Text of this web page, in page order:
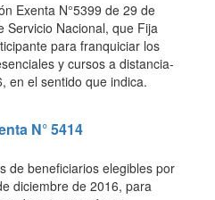
Exenta N°5399 de 29 de
Servicio Nacional, que Fija
para franquiciar los
y cursos a distancia-
en el sentido que indica.
N° 5414
de beneficiarios elegibles por
diciembre de 2016, para